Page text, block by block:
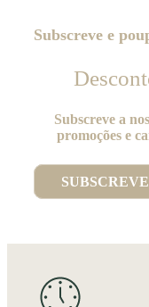
Subscreve e
Subscreve a
promoções e